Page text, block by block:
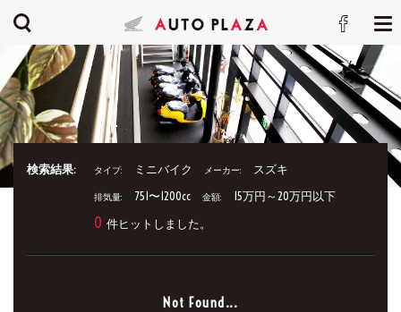
検索結果: タイプ: ミニバイク メーカー: スズキ
排気量: 751〜1200cc 金額: 15万円～20万円以下
0 件ヒットしました。
Not Found...